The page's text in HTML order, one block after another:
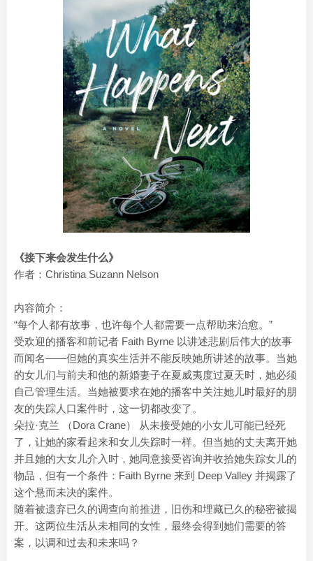
《接下来会发生什么》
作者：Christina Suzann Nelson
内容简介：
“每个人都有故事，也许每个人都需要一点帮助来治愈。”
受欢迎的播客和前记者 Faith Byrne 以讲述悲剧后伟大的故事
而闻名——但她的真实生活并不能反映她所讲述的故事。当她
的女儿们与前夫和他的新婚妻子在夏威夷度过夏天时，她必须
自己管理生活。当她被要求在她的播客中关注她儿时最好的朋
友的失踪人口案件时，这一切都改变了。
朵拉·克兰 （Dora Crane） 从未接受她的小女儿可能已经死
了，让她的家看起来和女儿失踪时一样。但当她的丈夫离开她
并且她的大女儿介入时，她同意接受咨询并收拾她失踪女儿的
物品，但有一个条件：Faith Byrne 来到 Deep Valley 并揭露了
这个悬而未决的案件。
随着被遗弃已久的调查向前推进，旧伤和埋藏已久的秘密被揭
开。这两位生活从未相同的女性，最终会得到她们需要的答
案，以调和过去和未来吗？